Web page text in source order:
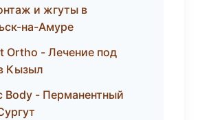
и жгуты в
на-Амуре
Ortho - Лечение под
Кызыл
Body - Перманентный